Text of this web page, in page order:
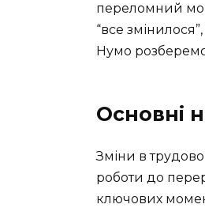
переломний
“все
Нумо
Основні
Зміни в
роботи до
ключових